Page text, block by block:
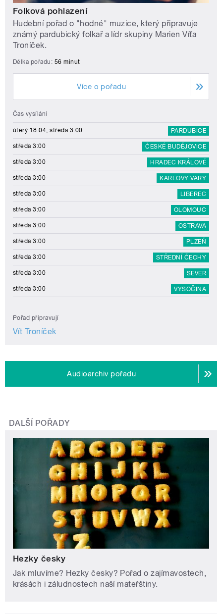
Folková pohlazení
Hudební pořad o "hodné" muzice, který připravuje
známý pardubický folkař a lídr skupiny Marien Víťa
Troníček.
Délka pořadu: 56 minut
Více o pořadu
Čas vysílání
úterý 18:04, středa 3:00 PARDUBICE
středa 3:00 ČESKÉ BUDĚJOVICE
středa 3:00 HRADEC KRÁLOVÉ
středa 3:00 KARLOVY VARY
středa 3:00 LIBEREC
středa 3:00 OLOMOUC
středa 3:00 OSTRAVA
středa 3:00 PLZEŇ
středa 3:00 STŘEDNÍ ČECHY
středa 3:00 SEVER
středa 3:00 VYSOČINA
Pořad připravují
Vít Troníček
Audioarchiv pořadu
DALŠÍ POŘADY
Hezky česky
Jak mluvíme? Hezky česky? Pořad o zajímavostech,
krásách i záludnostech naší mateřštiny.